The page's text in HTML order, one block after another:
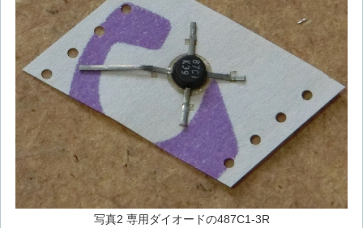
写真2 専用ダイオードの487C1-3R